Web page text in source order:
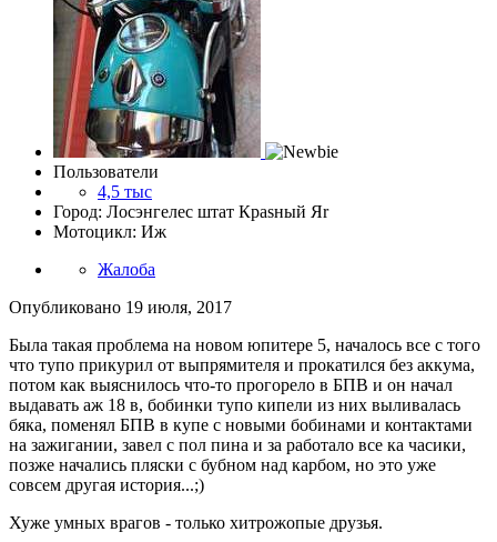
Пользователи
4,5 тыс
Город: Лосэнгелес штат Краsный Яr
Мотоцикл: Иж
Жалоба
Опубликовано 19 июля, 2017
Была такая проблема на новом юпитере 5, началось все с того
что тупо прикурил от выпрямителя и прокатился без аккума,
потом как выяснилось что-то прогорело в БПВ и он начал
выдавать аж 18 в, бобинки тупо кипели из них выливалась
бяка, поменял БПВ в купе с новыми бобинами и контактами
на зажигании, завел с пол пина и за работало все ка часики,
позже начались пляски с бубном над карбом, но это уже
совсем другая история...;)
Хуже умных врагов - только хитрожопые друзья.